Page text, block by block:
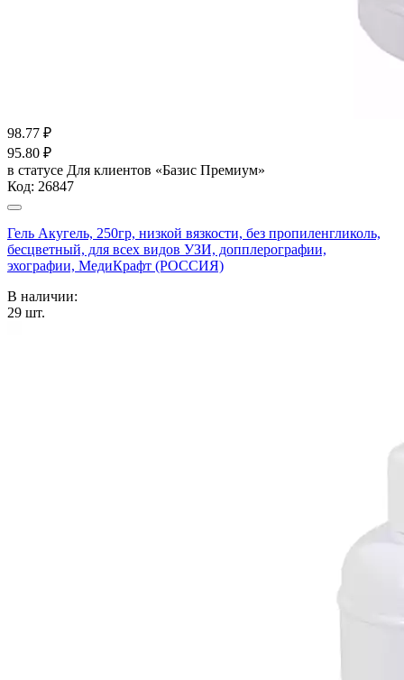
98.77 ₽
95.80 ₽
в статусе Для клиентов «Базис Премиум»
Код: 26847
Гель Акугель, 250гр, низкой вязкости, без пропиленгликоль,
бесцветный, для всех видов УЗИ, допплерографии,
эхографии, МедиКрафт (РОССИЯ)
В наличии:
29 шт.